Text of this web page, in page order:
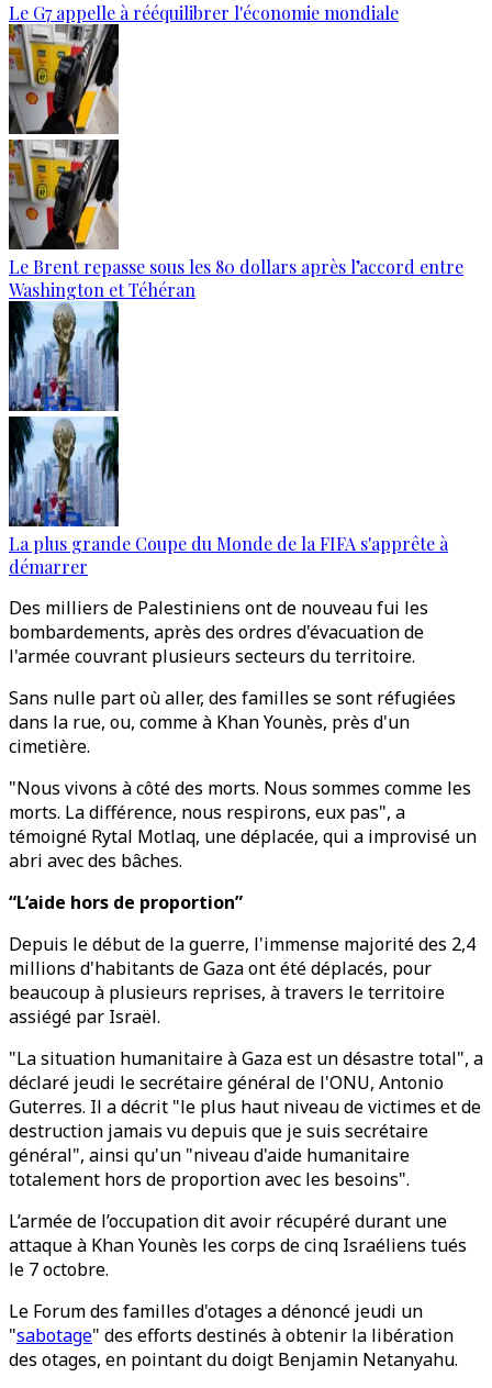
Le G7 appelle à rééquilibrer l'économie mondiale
Le Brent repasse sous les 80 dollars après l’accord entre
Washington et Téhéran
La plus grande Coupe du Monde de la FIFA s'apprête à
démarrer
Des milliers de Palestiniens ont de nouveau fui les
bombardements, après des ordres d'évacuation de
l'armée couvrant plusieurs secteurs du territoire.
Sans nulle part où aller, des familles se sont réfugiées
dans la rue, ou, comme à Khan Younès, près d'un
cimetière.
"Nous vivons à côté des morts. Nous sommes comme les
morts. La différence, nous respirons, eux pas", a
témoigné Rytal Motlaq, une déplacée, qui a improvisé un
abri avec des bâches.
“L’aide hors de proportion”
Depuis le début de la guerre, l'immense majorité des 2,4
millions d'habitants de Gaza ont été déplacés, pour
beaucoup à plusieurs reprises, à travers le territoire
assiégé par Israël.
"La situation humanitaire à Gaza est un désastre total", a
déclaré jeudi le secrétaire général de l'ONU, Antonio
Guterres. Il a décrit "le plus haut niveau de victimes et de
destruction jamais vu depuis que je suis secrétaire
général", ainsi qu'un "niveau d'aide humanitaire
totalement hors de proportion avec les besoins".
L’armée de l’occupation dit avoir récupéré durant une
attaque à Khan Younès les corps de cinq Israéliens tués
le 7 octobre.
Le Forum des familles d'otages a dénoncé jeudi un
"sabotage" des efforts destinés à obtenir la libération
des otages, en pointant du doigt Benjamin Netanyahu.